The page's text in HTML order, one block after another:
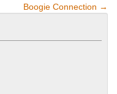
Boogie Connection →